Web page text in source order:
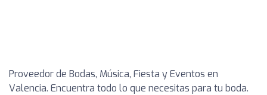
Proveedor de Bodas, Música, Fiesta y Eventos en
Valencia. Encuentra todo lo que necesitas para tu boda.